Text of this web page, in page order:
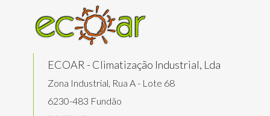
ECOAR - Climatização Industrial, Lda
Zona Industrial, Rua A - Lote 68
6230-483 Fundão